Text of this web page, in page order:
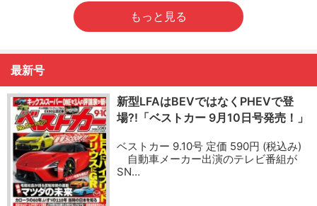
もっと見る
最新号
新型LFAはBEVではなくPHEVで登
場?!「ベストカー 9月10日号発売！」
ベストカー 9.10号 定価 590円 (税込み)
自動車メーカー出演のテレビ番組が
SN…